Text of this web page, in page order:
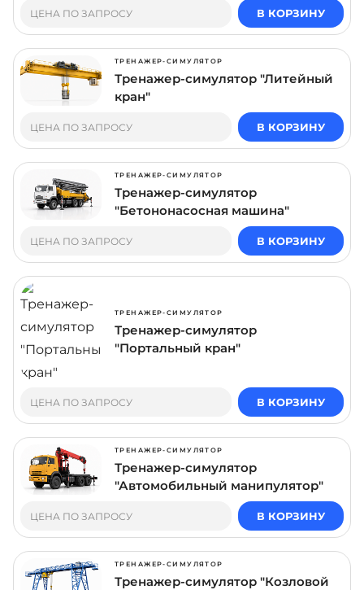
ЦЕНА ПО ЗАПРОСУ В КОРЗИНУ
ТРЕНАЖЕР-СИМУЛЯТОР
Тренажер-симулятор "Литейный
кран"
ЦЕНА ПО ЗАПРОСУ В КОРЗИНУ
ТРЕНАЖЕР-СИМУЛЯТОР
Тренажер-симулятор
"Бетононасосная машина"
ЦЕНА ПО ЗАПРОСУ В КОРЗИНУ
ТРЕНАЖЕР-СИМУЛЯТОР
Тренажер-симулятор
"Портальный кран"
ЦЕНА ПО ЗАПРОСУ В КОРЗИНУ
ТРЕНАЖЕР-СИМУЛЯТОР
Тренажер-симулятор
"Автомобильный манипулятор"
ЦЕНА ПО ЗАПРОСУ В КОРЗИНУ
ТРЕНАЖЕР-СИМУЛЯТОР
Тренажер-симулятор "Козловой